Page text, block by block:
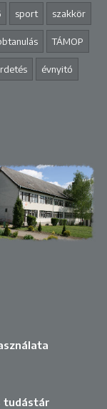
sport szakkör
TÁMOP
évnyitó
tudástár